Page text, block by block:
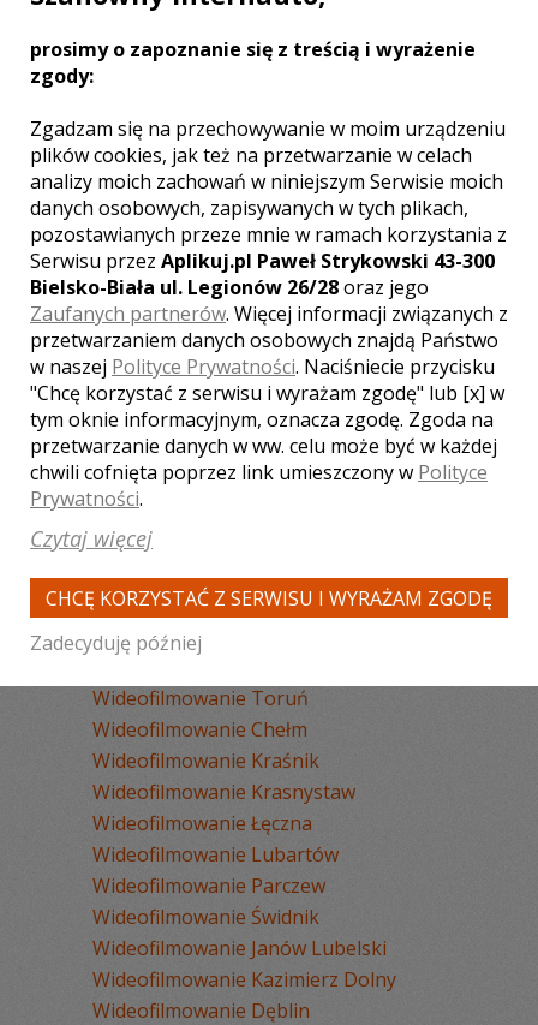
się skupić przede wszystkim na
emocjach i atmosferze tego
wyjątkowego dnia. Śledzimy bieżące
ponadczasowe.
Zobacz więcej
Liczba pozycji:1
WOJEWÓDZTWO LUBELSKIE –
ZOBACZ LISTĘ KAMERZYSTÓW Z
INNYCH MIAST:
Wideofilmowanie Lublin
Wideofilmowanie Puławy
Wideofilmowanie Biała Podlaska
Wideofilmowanie Łuków
Wideofilmowanie Toruń
Wideofilmowanie Chełm
Wideofilmowanie Kraśnik
Wideofilmowanie Krasnystaw
Wideofilmowanie Łęczna
Wideofilmowanie Lubartów
Wideofilmowanie Parczew
Wideofilmowanie Świdnik
Wideofilmowanie Janów Lubelski
Wideofilmowanie Kazimierz Dolny
Wideofilmowanie Dęblin
prosimy o zapoznanie się z treścią i wyrażenie
zgody:
Zgadzam się na przechowywanie w moim urządzeniu
plików cookies, jak też na przetwarzanie w celach
analizy moich zachowań w niniejszym Serwisie moich
danych osobowych, zapisywanych w tych plikach,
pozostawianych przeze mnie w ramach korzystania z
Serwisu przez Aplikuj.pl Paweł Strykowski 43-300
Bielsko-Biała ul. Legionów 26/28oraz jego
Zaufanych partnerów. Więcej informacji związanych z
przetwarzaniem danych osobowych znajdą Państwo
w naszej Polityce Prywatności. Naciśniecie przycisku
"Chcę korzystać z serwisu i wyrażam zgodę" lub [x] w
tym oknie informacyjnym, oznacza zgodę. Zgoda na
przetwarzanie danych w ww. celu może być w każdej
chwili cofnięta poprzez link umieszczony w Polityce
Prywatności.
Czytaj więcej
CHCĘ KORZYSTAĆ Z SERWISU I WYRAŻAM ZGODĘ
Zadecyduję później